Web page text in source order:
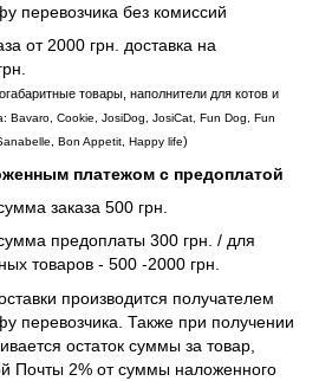
перевозчика без комиссий
от 2000 грн. доставка на
товары, наполнители для котов и
Bavaro, Cookie, JosiDog, JosiCat, Fun Dog, Fun
Bon Appetit, Happy life)
платежом с предоплатой
заказа 500 грн.
предоплаты 300 грн. / для
товаров - 500 -2000 грн.
производится получателем
перевозчика. Также при получении
остаток суммы за товар,
Почты 2% от суммы наложенного